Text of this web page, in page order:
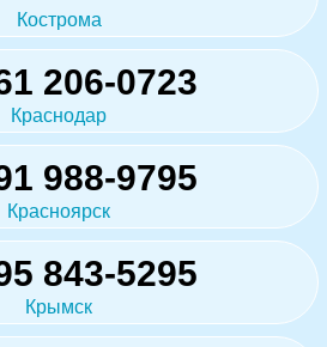
Кострома
206-0723
Краснодар
988-9795
Красноярск
843-5295
Крымск